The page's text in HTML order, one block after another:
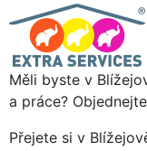
Měli byste v
a práce?
Přejete si v